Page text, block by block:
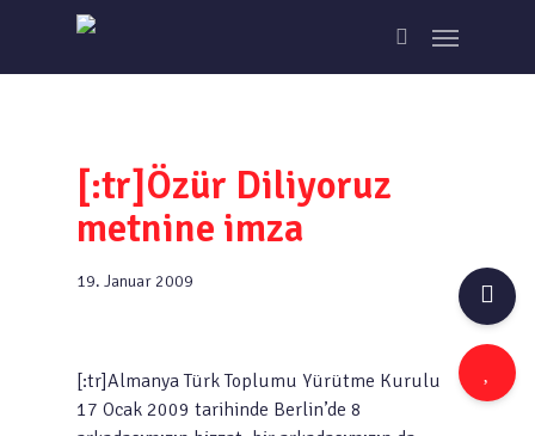
main
search
Menu
[:tr]Özür Diliyoruz
metnine imza
19. Januar 2009
[:tr]Almanya Türk Toplumu Yürütme Kurulu
17 Ocak 2009 tarihinde Berlin’de 8